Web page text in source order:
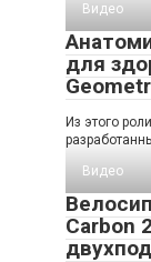
Видео
для
Из этого
Видео
Carbon